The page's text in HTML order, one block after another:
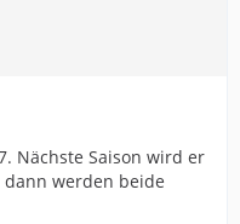
Nächste Saison wird er
werden beide